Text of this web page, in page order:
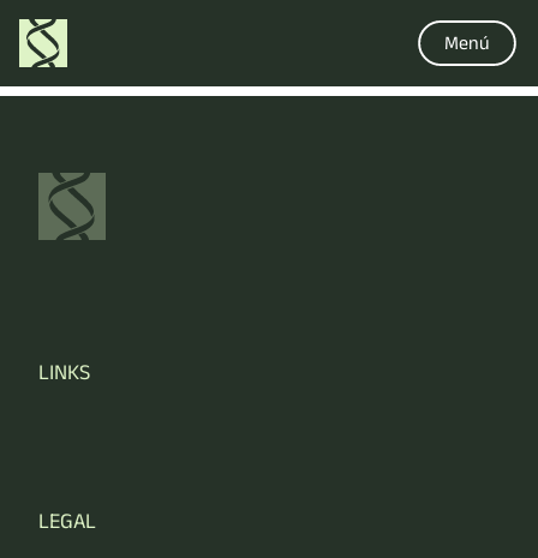
Menú
LINKS
LEGAL